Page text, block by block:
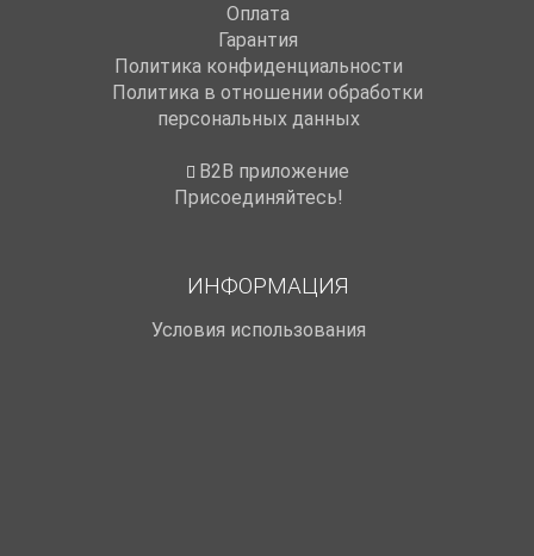
Оплата
Гарантия
Политика конфиденциальности
Политика в отношении обработки
персональных данных
B2B приложение
Присоединяйтесь!
ИНФОРМАЦИЯ
Условия использования